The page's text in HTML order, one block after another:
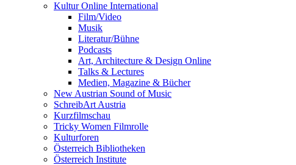
Kultur Online International
Film/Video
Musik
Literatur/Bühne
Podcasts
Art, Architecture & Design Online
Talks & Lectures
Medien, Magazine & Bücher
New Austrian Sound of Music
SchreibArt Austria
Kurzfilmschau
Tricky Women Filmrolle
Kulturforen
Österreich Bibliotheken
Österreich Institute